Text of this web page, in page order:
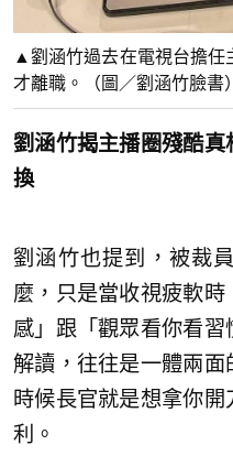
▲劉涵竹過去在電視台擔任
才離職。（圖／劉涵竹臉書）
劉涵竹揭主播圈殘酷
換
劉涵竹也提到，被裁
麼，只是當收視疲軟
感」跟「觀眾看你看
解讀，往往是一體兩
時候長官就是想拿你
利。